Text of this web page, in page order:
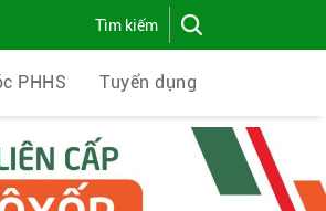
PHHS Tuyển dụng